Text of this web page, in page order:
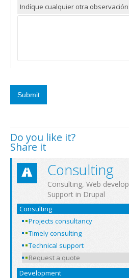
Indíque cualquier otra
Do you like it?
Share it
Consulting
Consulting, Web
Support in Drupal
Consulting
Projects consultancy
Timely consulting
Technical support
Request a quote
Development